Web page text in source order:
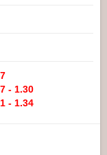
- 1.30
- 1.34